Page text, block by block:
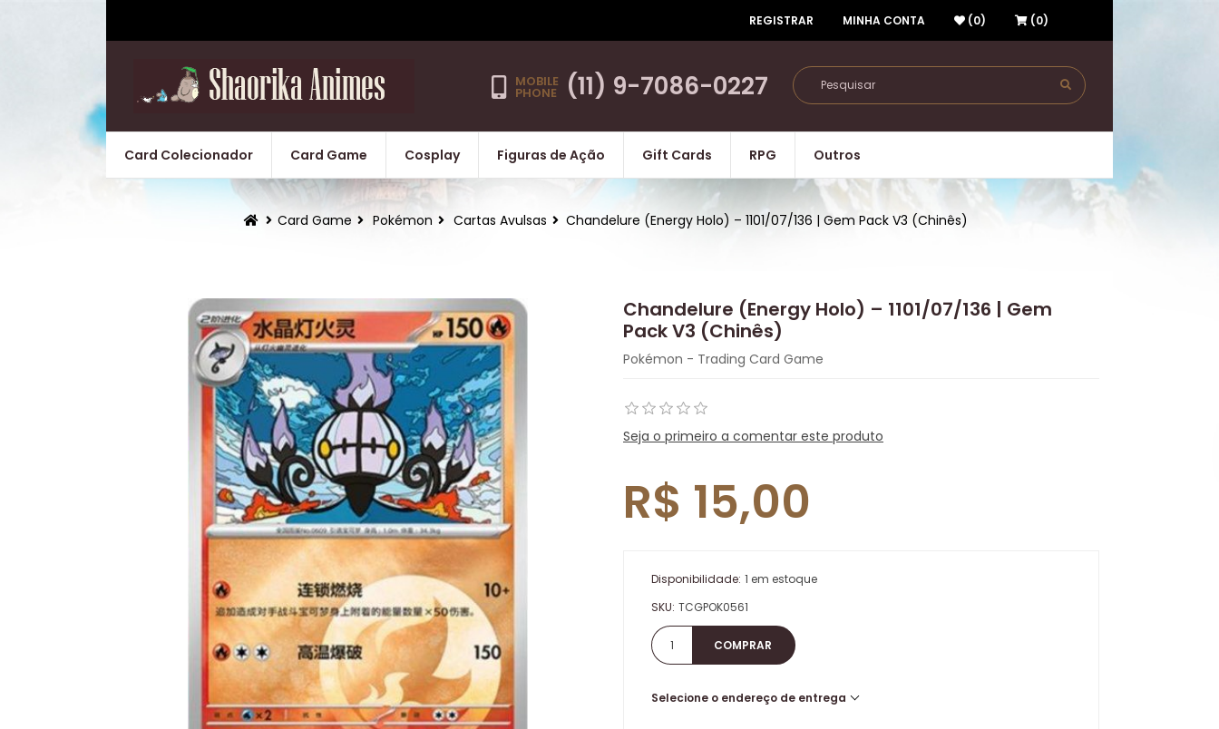
REGISTRAR MINHA CONTA (0) (0)
MOBILE
PHONE (11) 9-7086-0227
Card Colecionador Card Game Cosplay Figuras de Ação Gift Cards RPG Outros
Card Game Pokémon Cartas Avulsas Chandelure (Energy Holo) – 1101/07/136 | Gem Pack V3 (Chinês)
Chandelure (Energy Holo) – 1101/07/136 | Gem
Pack V3 (Chinês)
Pokémon - Trading Card Game
Seja o primeiro a comentar este produto
R$ 15,00
Disponibilidade: 1 em estoque
SKU: TCGPOK0561
Selecione o endereço de entrega